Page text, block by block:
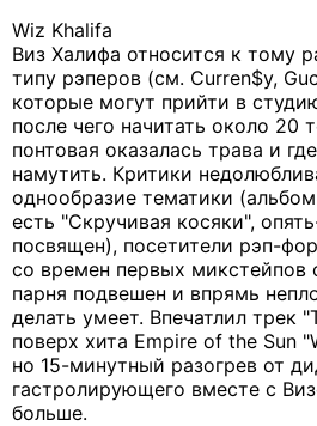
Wiz Khalifa
Виз Халифа относится к тому
типу рэперов (см. Curren$y,
которые могут прийти в
после чего начитать около 20
понтовая оказалась трава и
намутить. Критики
однообразие тематики
есть "Скручивая косяки",
посвящен), посетители рэп-
со времен первых микстейпов
парня подвешен и впрямь
делать умеет. Впечатлил трек
поверх хита Empire of the Sun
но 15-минутный разогрев от
гастролирующего вместе с
больше.